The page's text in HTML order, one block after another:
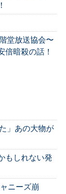
堂放送協会〜
倍暗殺の話！
」あの大物が
もしれない発
ニーズ崩